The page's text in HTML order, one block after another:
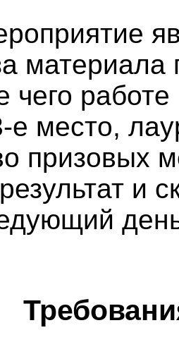
чего
е место,
призовых
и